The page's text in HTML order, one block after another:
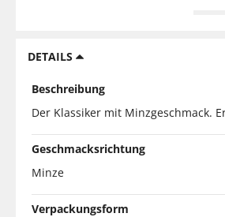
DETAILS
Beschreibung
Der Klassiker mit Minzgeschmack.
Geschmacksrichtung
Minze
Verpackungsform